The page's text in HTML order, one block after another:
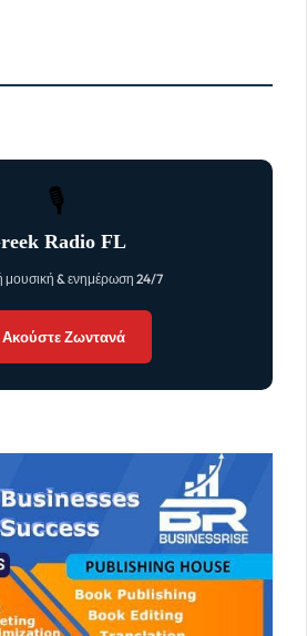
🎙
Radio FL
μουσική & ενημέρωση 24/7
Ζωντανά